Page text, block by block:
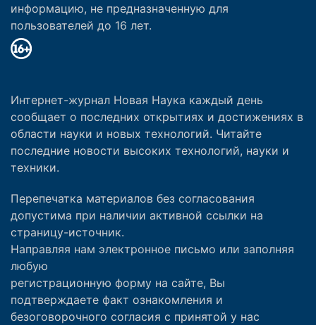
информацию, не предназначенную для
пользователей до 16 лет.
Интернет-журнал Новая Наука каждый день
сообщает о последних открытиях и достижениях в
области науки и новых технологий. Читайте
последние новости высоких технологий, науки и
техники.
Перепечатка материалов без согласования
допустима при наличии активной ссылки на
страницу-источник.
Направляя нам электронное письмо или заполняя
любую
регистрационную форму на сайте, Вы
подтверждаете факт ознакомления и
безоговорочного согласия с принятой у нас